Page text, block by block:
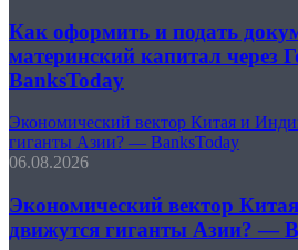
Как оформить и подать
материнский капитал через
BanksToday
Экономический вектор Китая и
гиганты Азии? — BanksToday
06.08.2026
Экономический вектор
движутся гиганты Азии? —